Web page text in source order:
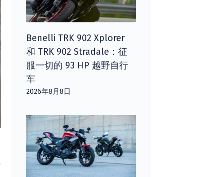
Benelli TRK 902 Xplorer
和 TRK 902 Stradale：征
服一切的 93 HP 越野自行
车
2026年8月8日